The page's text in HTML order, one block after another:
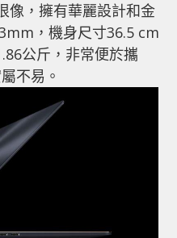
像，擁有華麗設計和金
，機身尺寸36.5 cm
公斤，非常便於攜
不易。